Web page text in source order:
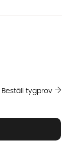
Beställ tygprov